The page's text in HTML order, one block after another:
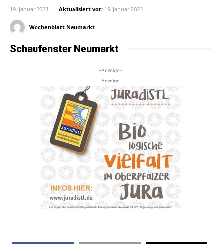
19. Januar 2023 Aktualisiert vor: 19. Januar 2023
Wochenblatt Neumarkt
Schaufenster Neumarkt
-Anzeige-
Anzeige